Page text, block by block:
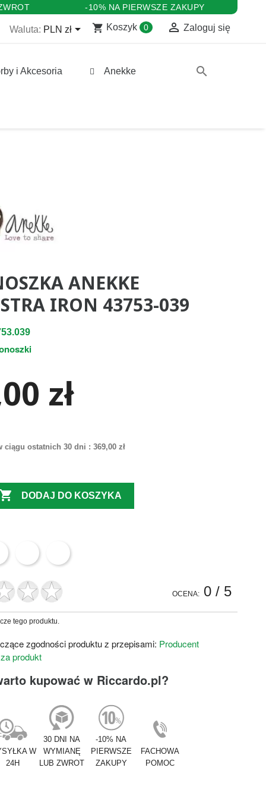
-10% NA PIERWSZE ZAKUPY
Waluta: PLN zł shopping_cart Koszyk 0  Zaloguj się
i Akcesoria Anekke search
ANEKKE
IRON 43753-039
zł
ciągu ostatnich 30 dni : 369,00 zł
 DODAJ DO KOSZYKA
OCENA: 0/ 5
tego produktu.
zgodności produktu z przepisami: Producent
produkt
kupować w Riccardo.pl?
W
24H
30 DNI NA
WYMIANĘ
LUB ZWROT
-10% NA
PIERWSZE
ZAKUPY
FACHOWA
POMOC